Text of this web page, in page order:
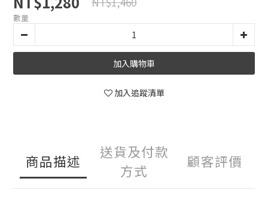
數量
加入購物車
加入追蹤清單
商品描述
送貨及付款
方式
顧客評價